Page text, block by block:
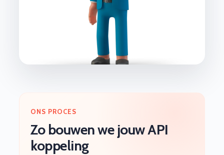
ONS PROCES
Zo bouwen we jouw API
koppeling